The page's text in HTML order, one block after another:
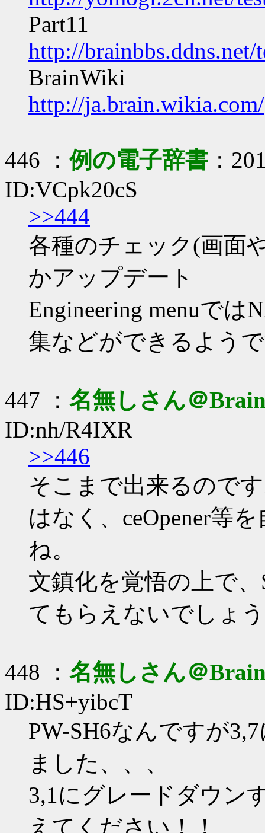
Part11
http://
BrainWiki
http://ja.brain.wikia.com/
446 ：例の電子辞書 ：
ID:VCpk20cS
>>444
各種のチェック(画面
かアップデート
Engineering menuで
集などができるよう
447 ： 名無しさん＠
ID:nh/R4IXR
>>446
そこまで出来るので
はなく、ceOpener等
ね。
文鎮化を覚悟の上で
てもらえないでしょ
448 ： 名無しさん＠
ID:HS+yibcT
PW-SH6なんですが
ました、、、
3,1にグレードダウン
えてください！！